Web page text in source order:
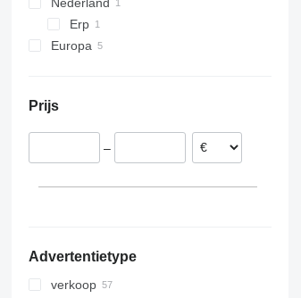
Erp
Europa
Prijs
–
Advertentietype
verkoop